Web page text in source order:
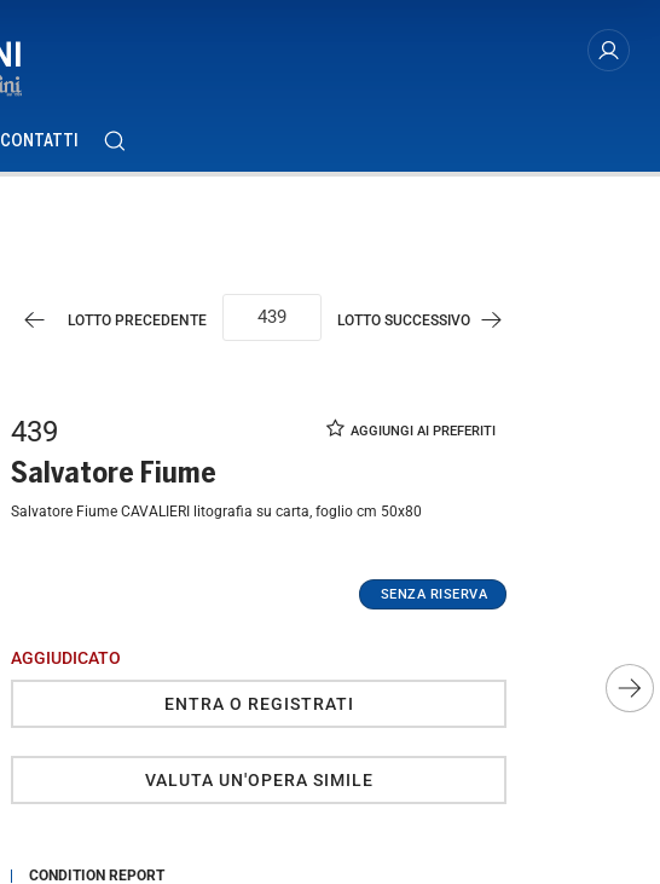
CONTATTI
LOTTO PRECEDENTE LOTTO SUCCESSIVO
439
Salvatore Fiume
Salvatore Fiume CAVALIERI litografia su carta, foglio cm 50x80
AGGIUDICATO
ENTRA O REGISTRATI
VALUTA UN'OPERA SIMILE
CONDITION REPORT